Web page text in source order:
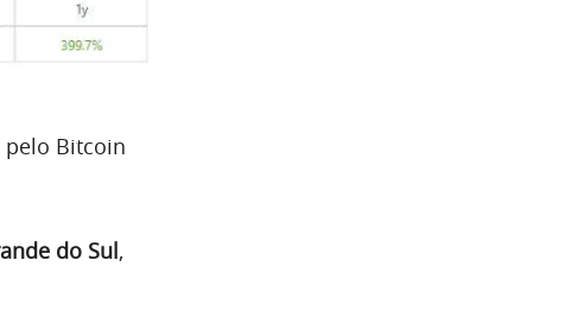
Bitcoin
do Sul,